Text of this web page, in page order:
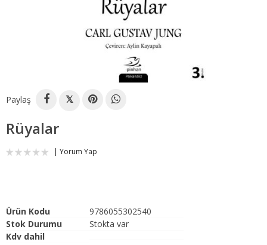
Paylaş 𝕏
Rüyalar
Yorum Yap
Ürün Kodu
9786055302540
Stok Durumu
Stokta var
Kdv dahil